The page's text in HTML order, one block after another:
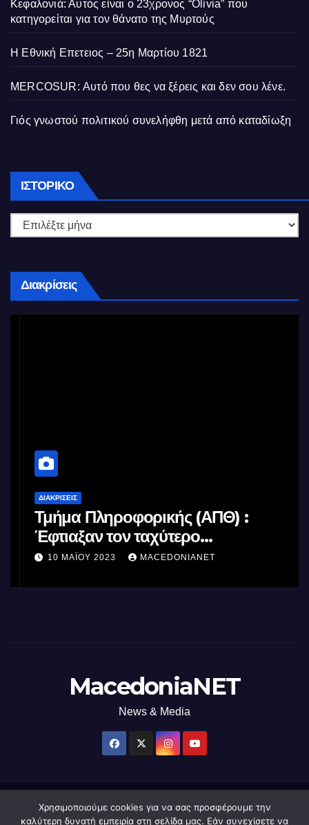
Κεφαλονιά: Αυτός είναι ο 23χρονος “Olivia” που
κατηγορείται για τον θάνατο της Μυρτούς
Η Εθνική Επετειος – 25η Μαρτίου 1821
MERCOSUR: Αυτό που θες να ξέρεις και δεν σου λένε.
Γιός γνωστού πολιτικού συνελήφθη μετά από καταδίωξη
ΙΣΤΟΡΙΚΌ Ιστορικό
Διακρίσεις
ΔΙΑΚΡΊΣΕΙΣ
Τμήμα Πληροφορικής (ΑΠΘ) :
Έφτιαξαν τον ταχύτερο
επεξεργαστή AI στον κόσμο με τη
10 ΜΑΪ́ΟΥ 2023 MACEDONIANET
MacedoniaNET
News & Media
Δημιουργήθηκε από το digital2000 με την Υποστήριξη του WordPress
Χρησιμοποιούμε cookies για να σας προσφέρουμε την
καλύτερη δυνατή εμπειρία στη σελίδα μας. Εάν συνεχίσετε να